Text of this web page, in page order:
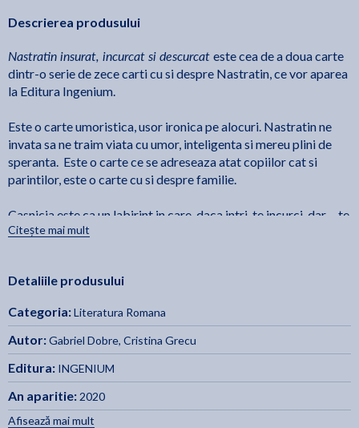
Descrierea produsului
Nastratin insurat, incurcat si descurcat este cea de a doua carte
dintr-o serie de zece carti cu si despre Nastratin, ce vor aparea
la Editura Ingenium.
Este o carte umoristica, usor ironica pe alocuri. Nastratin ne
invata sa ne traim viata cu umor, inteligenta si mereu plini de
speranta. Este o carte ce se adreseaza atat copiilor cat si
parintilor, este o carte cu si despre familie.
Casnicia este ca un labirint in care, daca intri, te incurci, dar… te
descurci, iar si iar! Nastratin ne invata ca in cele din urma nu
Ilustratii de Gabriel Dobre.
Citește mai mult
Detaliile produsului
Categoria:Literatura Romana
Autor:Gabriel Dobre, Cristina Grecu
Editura: INGENIUM
An aparitie: 2020
Afisează mai mult